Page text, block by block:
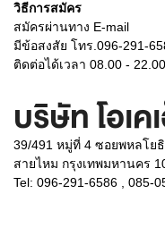
วิธีการสมัคร
สมัครผ่านทาง E-mail
มีข้อสงสัย โทร.096-291-
ติดต่อได้เวลา 08.00 -
บริษัท โอเ
39/491 หมู่ที่ 4 ซอยพหลโย
สายไหม กรุงเทพมหานคร
Tel: 096-291-6586 , 085-